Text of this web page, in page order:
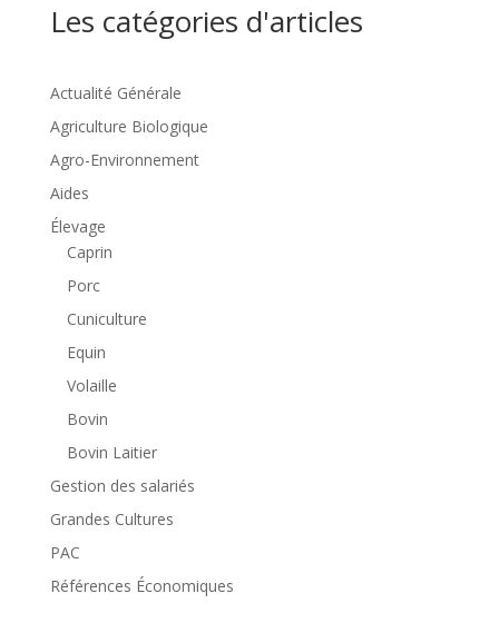
Les catégories d'articles
Actualité Générale
Agriculture Biologique
Agro-Environnement
Aides
Élevage
Caprin
Porc
Cuniculture
Equin
Volaille
Bovin
Bovin Laitier
Gestion des salariés
Grandes Cultures
PAC
Références Économiques